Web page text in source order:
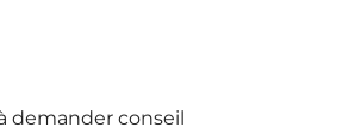
demander conseil